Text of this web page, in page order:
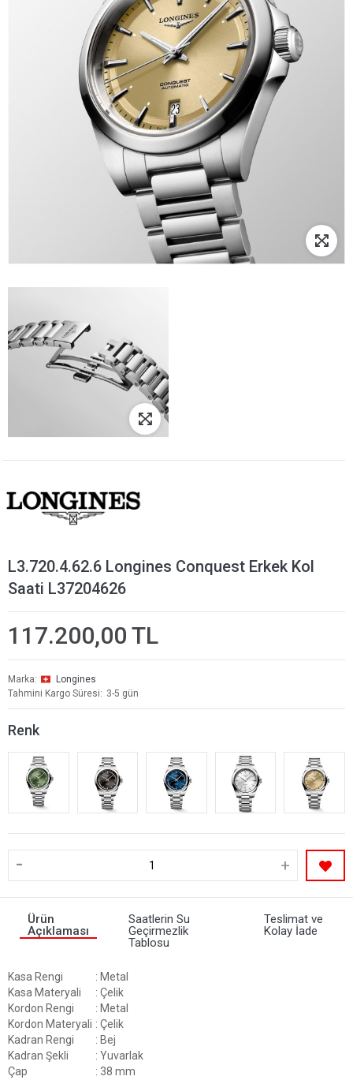
L3.720.4.62.6 Longines Conquest Erkek Kol
Saati L37204626
117.200,00 TL
Marka
Longines
Tahmini Kargo Süresi
3-5 gün
Renk
- +
Ürün
Açıklaması
Saatlerin Su
Geçirmezlik
Tablosu
Teslimat ve
Kolay İade
Kasa Rengi
: Metal
Kasa Materyali
: Çelik
Kordon Rengi
: Metal
Kordon Materyali : Çelik
Kadran Rengi
: Bej
Kadran Şekli
: Yuvarlak
Çap
: 38 mm